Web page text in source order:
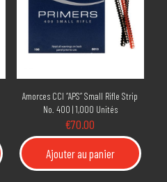
Amorces CCI “APS” Small Rifle Strip
No. 400 | 1,000 Unités
€70.00
Ajouter au panier